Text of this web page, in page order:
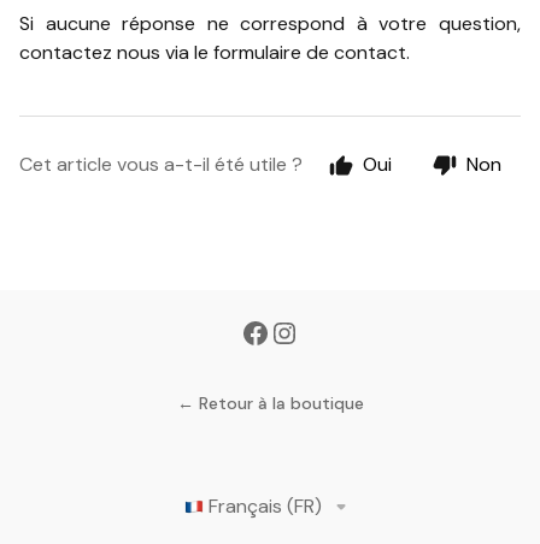
Si aucune réponse ne correspond à votre question,
contactez nous via le formulaire de contact.
Cet article vous a-t-il été utile ? Oui Non
← Retour à la boutique
Français (FR)